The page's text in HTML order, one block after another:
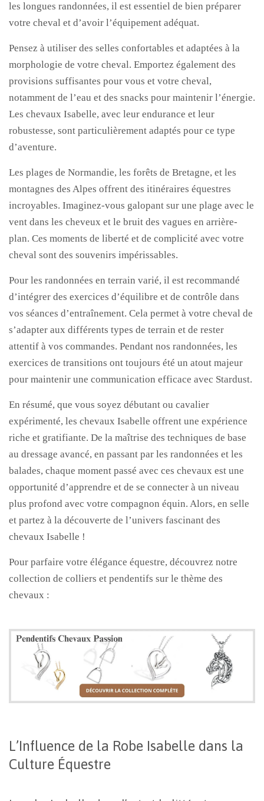
les longues randonnées, il est essentiel de bien préparer
votre cheval et d’avoir l’équipement adéquat.
Pensez à utiliser des selles confortables et adaptées à la
morphologie de votre cheval. Emportez également des
provisions suffisantes pour vous et votre cheval,
notamment de l’eau et des snacks pour maintenir l’énergie.
Les chevaux Isabelle, avec leur endurance et leur
robustesse, sont particulièrement adaptés pour ce type
d’aventure.
Les plages de Normandie, les forêts de Bretagne, et les
montagnes des Alpes offrent des itinéraires équestres
incroyables. Imaginez-vous galopant sur une plage avec le
vent dans les cheveux et le bruit des vagues en arrière-
plan. Ces moments de liberté et de complicité avec votre
cheval sont des souvenirs impérissables.
Pour les randonnées en terrain varié, il est recommandé
d’intégrer des exercices d’équilibre et de contrôle dans
vos séances d’entraînement. Cela permet à votre cheval de
s’adapter aux différents types de terrain et de rester
attentif à vos commandes. Pendant nos randonnées, les
exercices de transitions ont toujours été un atout majeur
pour maintenir une communication efficace avec Stardust.
En résumé, que vous soyez débutant ou cavalier
expérimenté, les chevaux Isabelle offrent une expérience
riche et gratifiante. De la maîtrise des techniques de base
au dressage avancé, en passant par les randonnées et les
balades, chaque moment passé avec ces chevaux est une
opportunité d’apprendre et de se connecter à un niveau
plus profond avec votre compagnon équin. Alors, en selle
et partez à la découverte de l’univers fascinant des
chevaux Isabelle !
Pour parfaire votre élégance équestre, découvrez notre
collection de colliers et pendentifs sur le thème des
chevaux :
L’Influence de la Robe Isabelle dans la
Culture Équestre